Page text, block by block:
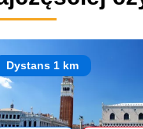
Dystans 1 km